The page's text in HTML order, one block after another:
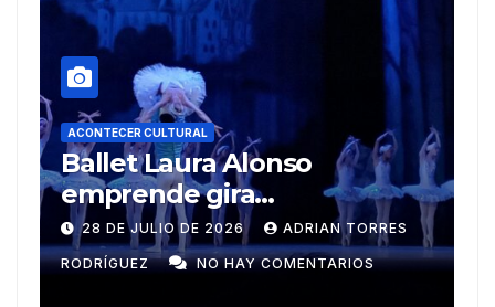
ACONTECER CULTURAL
Muñecos y monotipia
9 DE JULIO DE 2026 MEYLIN PÉREZ
GUZMÁN NO HAY COMENTARIOS